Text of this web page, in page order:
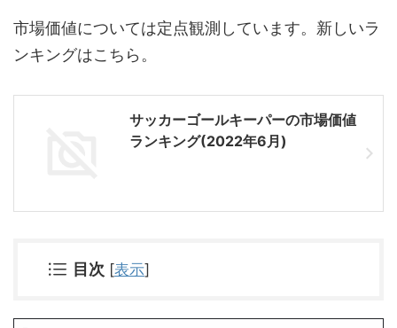
市場価値については定点観測しています。新しいラ
ンキングはこちら。
サッカーゴールキーパーの市場価値
ランキング(2022年6月)
目次 [表示]